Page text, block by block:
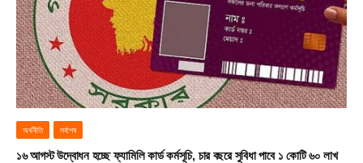
অর্থনীতি সর্বশেষ
১৬ আগস্ট উদ্বোধন হচ্ছে ফ্যামিলি কার্ড কর্মসূচি, চার বছরে সুবিধা পাবে ১ কোটি ৬০ লাখ